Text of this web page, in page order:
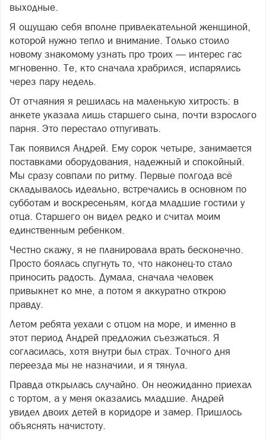
выходные.
Я ощущаю себя вполне привлекательной женщиной,
которой нужно тепло и внимание. Только стоило
новому знакомому узнать про троих — интерес гас
мгновенно. Те, кто сначала храбрился, испарялись
через пару недель.
От отчаяния я решилась на маленькую хитрость: в
анкете указала лишь старшего сына, почти взрослого
парня. Это перестало отпугивать.
Так появился Андрей. Ему сорок четыре, занимается
поставками оборудования, надежный и спокойный.
Мы сразу совпали по ритму. Первые полгода всё
складывалось идеально, встречались в основном по
субботам и воскресеньям, когда младшие гостили у
отца. Старшего он видел редко и считал моим
единственным ребенком.
Честно скажу, я не планировала врать бесконечно.
Просто боялась спугнуть то, что наконец-то стало
приносить радость. Думала, сначала человек
привыкнет ко мне, а потом я аккуратно открою
правду.
Летом ребята уехали с отцом на море, и именно в
этот период Андрей предложил съезжаться. Я
согласилась, хотя внутри был страх. Точного дня
переезда мы не назначили, и я тянула.
Правда открылась случайно. Он неожиданно приехал
с тортом, а у меня оказались младшие. Андрей
увидел двоих детей в коридоре и замер. Пришлось
объяснять начистоту.